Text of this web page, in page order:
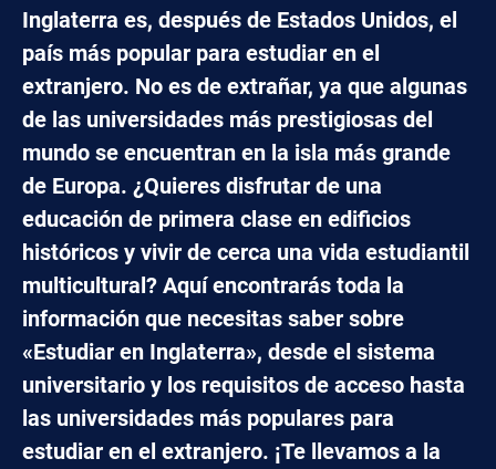
Inglaterra es, después de Estados Unidos, el
país más popular para estudiar en el
extranjero. No es de extrañar, ya que algunas
de las universidades más prestigiosas del
mundo se encuentran en la isla más grande
de Europa. ¿Quieres disfrutar de una
educación de primera clase en edificios
históricos y vivir de cerca una vida estudiantil
multicultural? Aquí encontrarás toda la
información que necesitas saber sobre
«Estudiar en Inglaterra», desde el sistema
universitario y los requisitos de acceso hasta
las universidades más populares para
estudiar en el extranjero. ¡Te llevamos a la